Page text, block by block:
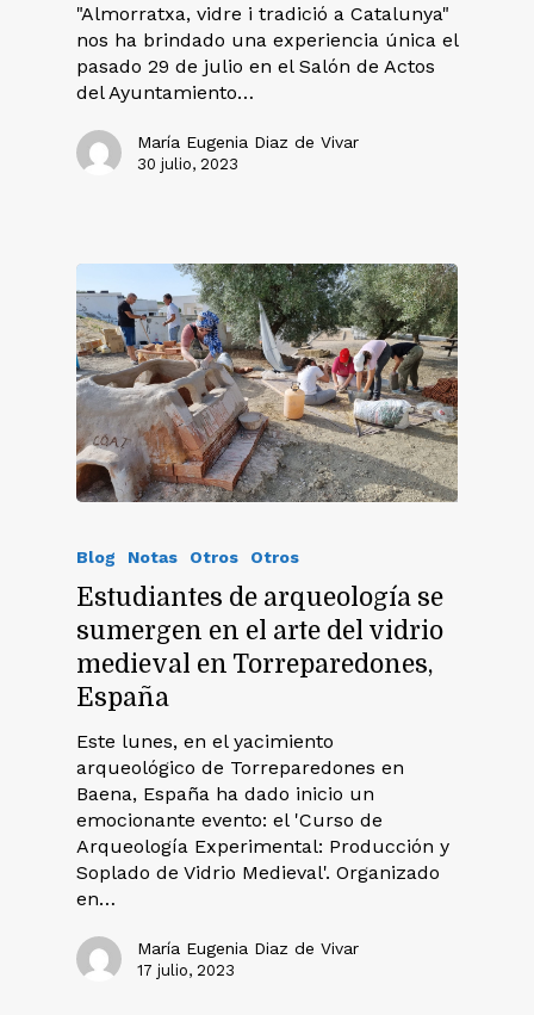
"Almorratxa, vidre i tradició a Catalunya"
nos ha brindado una experiencia única el
pasado 29 de julio en el Salón de Actos
del Ayuntamiento…
María Eugenia Diaz de Vivar
30 julio, 2023
Blog Notas Otros Otros
Estudiantes de arqueología se
sumergen en el arte del vidrio
medieval en Torreparedones,
España
Este lunes, en el yacimiento
arqueológico de Torreparedones en
Baena, España ha dado inicio un
emocionante evento: el 'Curso de
Arqueología Experimental: Producción y
Soplado de Vidrio Medieval'. Organizado
en…
María Eugenia Diaz de Vivar
17 julio, 2023